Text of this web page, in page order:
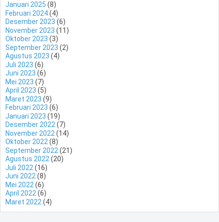
Januari 2025 (8)
Februari 2024(4)
Desember 2023 (6)
November 2023 (11)
Oktober 2023 (3)
September 2023 (2)
Agustus 2023 (4)
Juli 2023 (6)
Juni 2023 (6)
Mei 2023 (7)
April 2023 (5)
Maret 2023 (9)
Februari 2023 (6)
Januari 2023 (19)
Desember 2022 (7)
November 2022 (14)
Oktober 2022 (8)
September 2022 (21)
Agustus 2022 (20)
Juli 2022 (16)
Juni 2022 (8)
Mei 2022 (6)
April 2022 (6)
Maret 2022 (4)